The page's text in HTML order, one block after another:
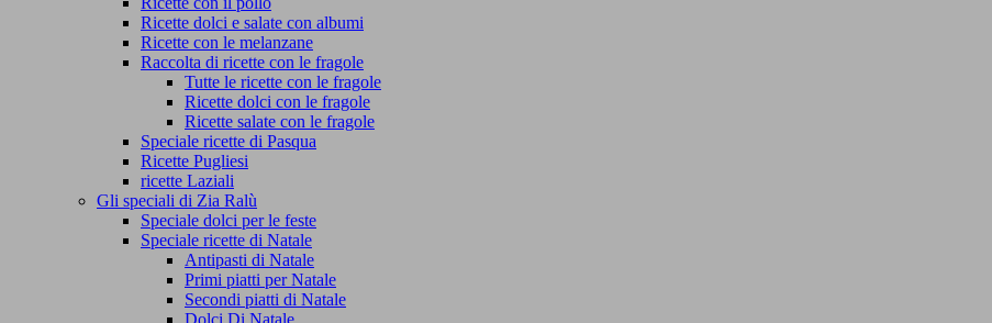
Ricette dolci e salate con albumi
Ricette con le melanzane
Raccolta di ricette con le fragole
Tutte le ricette con le fragole
Ricette dolci con le fragole
Ricette salate con le fragole
Speciale ricette di Pasqua
Ricette Pugliesi
ricette Laziali
Gli speciali di Zia Ralù
Speciale dolci per le feste
Speciale ricette di Natale
Antipasti di Natale
Primi piatti per Natale
Secondi piatti di Natale
Dolci Di Natale